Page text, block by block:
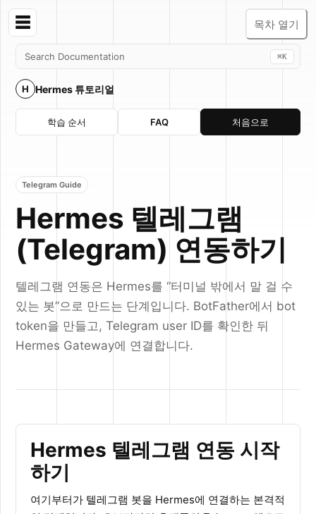
☰ 목차 열기
H Hermes 튜토리얼
Search Documentation ⌘K
학습 순서 FAQ 처음으로
Telegram Guide
Hermes 텔레그램
(Telegram) 연동하기
텔레그램 연동은 Hermes를 “터미널 밖에서 말 걸 수
있는 봇”으로 만드는 단계입니다. BotFather에서 bot
token을 만들고, Telegram user ID를 확인한 뒤
Hermes Gateway에 연결합니다.
Hermes 텔레그램 연동 시작
하기
여기부터가 텔레그램 봇을 Hermes에 연결하는 본격적